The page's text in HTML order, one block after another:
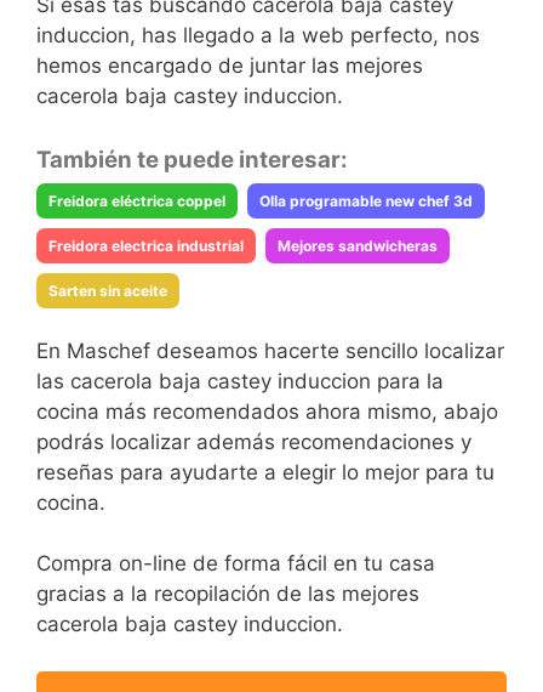
Si esas tas buscando cacerola baja castey
induccion, has llegado a la web perfecto, nos
hemos encargado de juntar las mejores
cacerola baja castey induccion.
También te puede interesar:
Freidora eléctrica coppel Olla programable new chef 3d
Freidora electrica industrial Mejores sandwicheras
Sarten sin aceite
En Maschef deseamos hacerte sencillo localizar
las cacerola baja castey induccion para la
cocina más recomendados ahora mismo, abajo
podrás localizar además recomendaciones y
reseñas para ayudarte a elegir lo mejor para tu
cocina.
Compra on-line de forma fácil en tu casa
gracias a la recopilación de las mejores
cacerola baja castey induccion.